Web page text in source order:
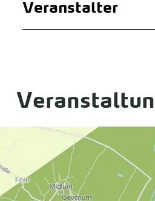
Veranstalter